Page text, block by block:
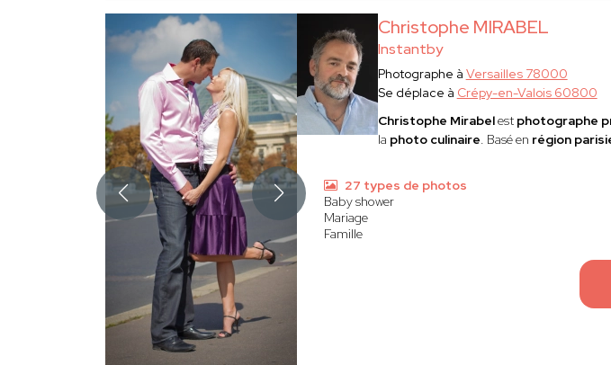
Christophe MIRABEL
Instantby
Photographe à Versailles 78000
Se déplace à Crépy-en-Valois 60800
Christophe Mirabelest photographe
la photo culinaire. Basé en région
27 types de photos
Baby shower
Mariage
Famille